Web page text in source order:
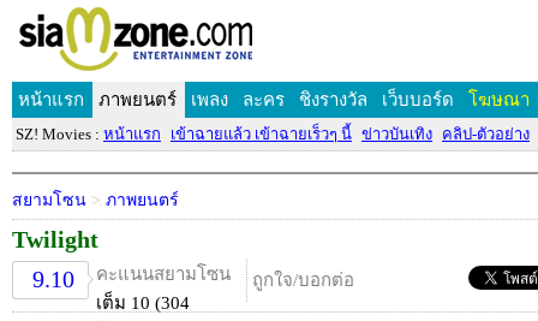
หน้าแรก ภาพยนตร์ เพลง ละคร ชิงรางวัล เว็บบอร์ด โฆษณา
SZ! Movies : หน้าแรก เข้าฉายแล้ว เข้าฉายเร็วๆ นี้ ข่าวบันเทิง คลิป-ตัวอย่าง
สยามโซน > ภาพยนตร์
Twilight
9.10
คะแนนสยามโซน
เต็ม 10 (304
ถูกใจ/บอกต่อ